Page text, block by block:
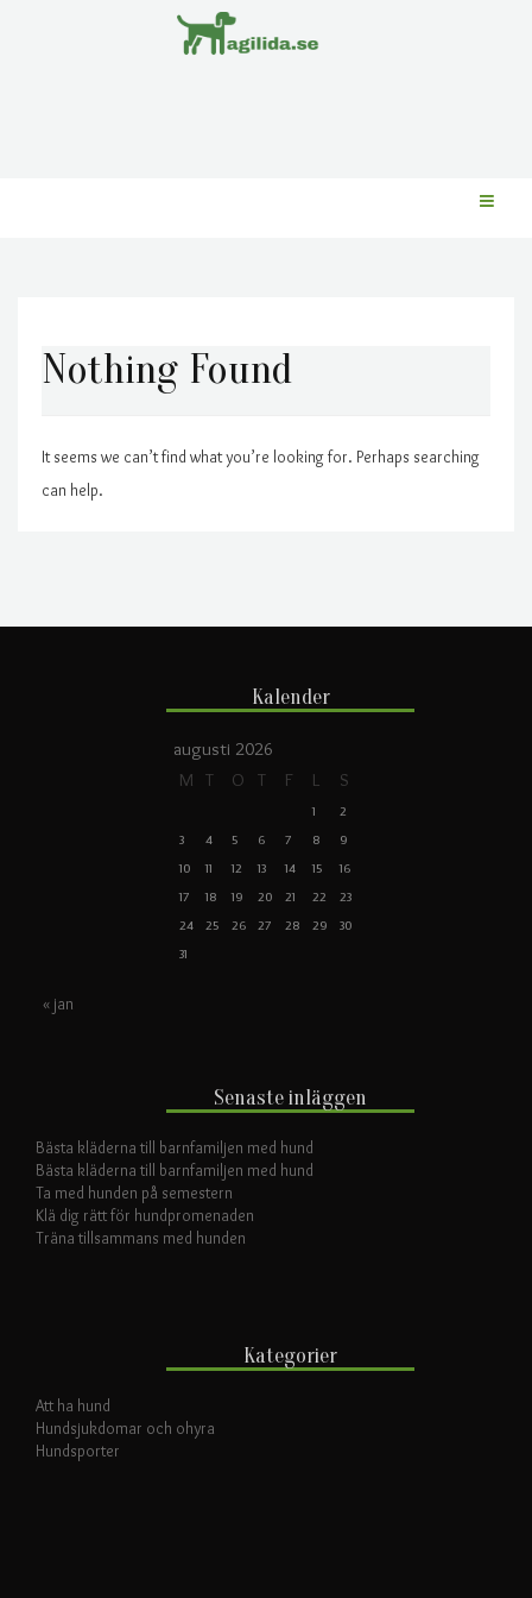
Nothing Found
It seems we can’t find what you’re looking for. Perhaps searching
can help.
Kalender
augusti 2026
M T O T F L S
1
2
3
4 5 6 7 8
9
10
11 12 13 14 15
16
17
18 19 20 21 22
23
24
25 26 27 28 29
30
31
« jan
Senaste inläggen
Bästa kläderna till barnfamiljen med hund
Bästa kläderna till barnfamiljen med hund
Ta med hunden på semestern
Klä dig rätt för hundpromenaden
Träna tillsammans med hunden
Kategorier
Att ha hund
Hundsjukdomar och ohyra
Hundsporter